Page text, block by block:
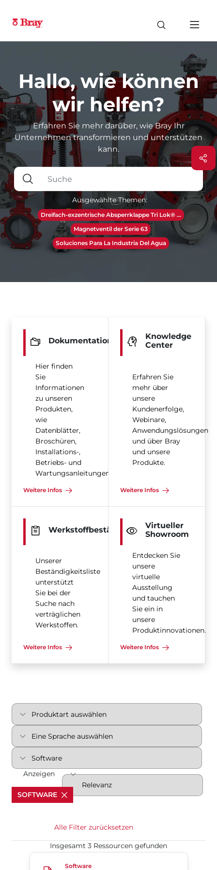
Hallo, wie können
wir helfen?
Erfahren Sie mehr darüber, wie Bray Ihr
Unternehmen transformieren und unterstützen
kann.
Ausgewählte Themen:
Dreifach-exzentrische Absperrklappe Tri Lok® ...
Magnetventil der Serie 63
Soluciones Para La Industria Del Agua
Dokumentation
Hier finden
Sie
Informationen
zu unseren
Produkten,
wie
Datenblätter,
Broschüren,
Installations-,
Betriebs- und
Wartungsanleitungen
Weitere Infos
Knowledge
Center
Erfahren Sie
mehr über
unsere
Kundenerfolge,
Webinare,
Anwendungslösungen
und über Bray
und unsere
Produkte.
Weitere Infos
Werkstoffbeständigkeit
Unserer
Beständigkeitsliste
unterstützt
Sie bei der
Suche nach
verträglichen
Werkstoffen.
Weitere Infos
Virtueller
Showroom
Entdecken Sie
unsere
virtuelle
Ausstellung
und tauchen
Sie ein in
unsere
Produktinnovationen.
Weitere Infos
Anzeigen
SOFTWARE
Alle Filter zurücksetzen
Insgesamt 3 Ressourcen gefunden
S70 DeviceNet v0103
Software